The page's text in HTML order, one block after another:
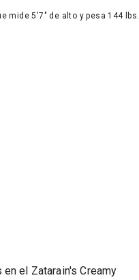
mide 5'7" de alto y pesa 144 lbs.
el Zatarain's Creamy